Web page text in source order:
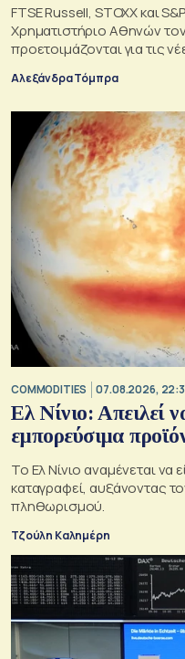
FTSE Russell, STOXX και
Χρηματιστήριο Αθηνών
προετοιμάζονται για τις
Αλεξάνδρα Τόμπρα
COMMODITIES 07.08.2026,
Ελ Νίνιο: Απειλεί
εμπορεύσιμα
Το Ελ Νίνιο αναμένεται να
καταγραφεί, αυξάνοντας
πληθωρισμού.
Τζούλη Καλημέρη